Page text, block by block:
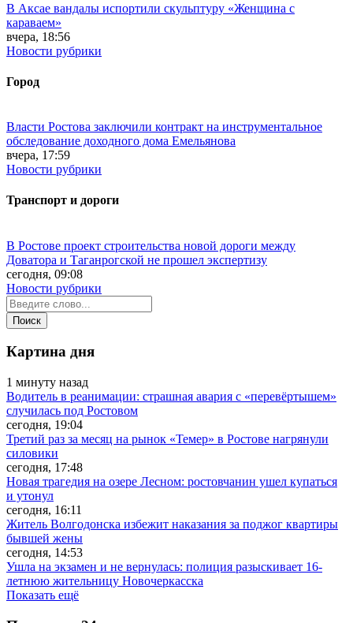
В Аксае вандалы испортили скульптуру «Женщина с
караваем»
вчера, 18:56
Новости рубрики
Город
Власти Ростова заключили контракт на инструментальное
обследование доходного дома Емельянова
вчера, 17:59
Новости рубрики
Транспорт и дороги
В Ростове проект строительства новой дороги между
Доватора и Таганрогской не прошел экспертизу
сегодня, 09:08
Новости рубрики
Картина дня
1 минуту назад
Водитель в реанимации: страшная авария с «перевёртышем»
случилась под Ростовом
сегодня, 19:04
Третий раз за месяц на рынок «Темер» в Ростове нагрянули
силовики
сегодня, 17:48
Новая трагедия на озере Лесном: ростовчанин ушел купаться
и утонул
сегодня, 16:11
Житель Волгодонска избежит наказания за поджог квартиры
бывшей жены
сегодня, 14:53
Ушла на экзамен и не вернулась: полиция разыскивает 16-
летнюю жительницу Новочеркасска
Показать ещё